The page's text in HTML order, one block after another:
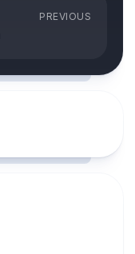
PREVIOUS